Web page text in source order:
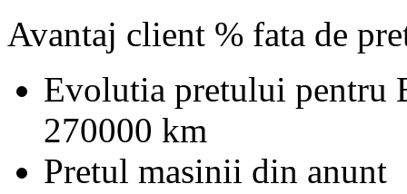
Avantaj client % fata de
Evolutia pretului pentru
270000 km
Pretul masinii din anunt